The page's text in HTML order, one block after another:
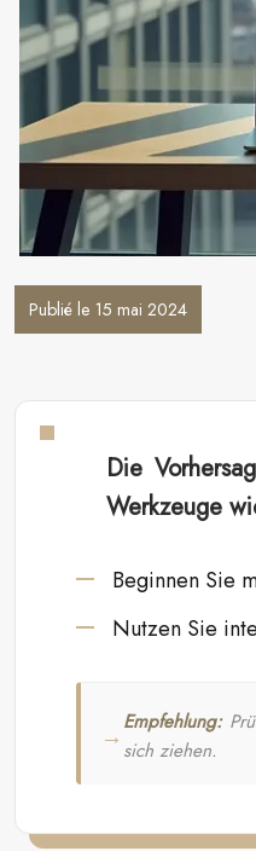
Publié le 15 mai 2024
Die
Werkzeuge
Beginnen Sie
Nutzen Sie
Empfehlung:
sich ziehen.